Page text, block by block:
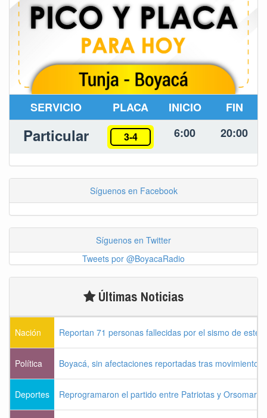
SERVICIO PLACA INICIO FIN
Particular 3-4 6:00 20:00
Síguenos en Facebook
Síguenos en Twitter
Tweets por @BoyacaRadio
Últimas Noticias
Nación Reportan 71 personas fallecidas por el sismo de este
Política Boyacá, sin afectaciones reportadas tras movimiento
Deportes Reprogramaron el partido entre Patriotas y Orsomarso